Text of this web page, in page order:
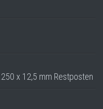
x 12,5 mm Restposten